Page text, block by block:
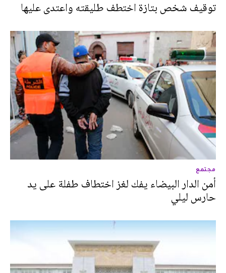
توقيف شخص بتازة اختطف طليقته واعتدى عليها
مجتمع
أمن الدار البيضاء يفك لغز اختطاف طفلة على يد
حارس ليلي